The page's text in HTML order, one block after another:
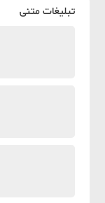
تبلیغات متنی